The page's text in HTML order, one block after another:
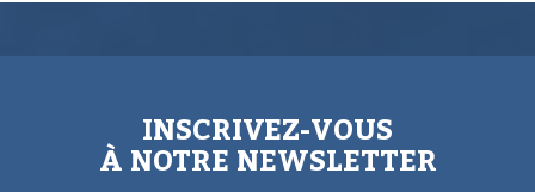
INSCRIVEZ-VOUS
À NOTRE NEWSLETTER